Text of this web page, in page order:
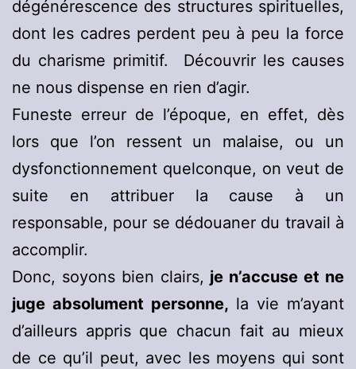
dégénérescence des structures spirituelles,
dont les cadres perdent peu à peu la force
du charisme primitif. Découvrir les causes
ne nous dispense en rien d’agir.
Funeste erreur de l’époque, en effet, dès
lors que l’on ressent un malaise, ou un
dysfonctionnement quelconque, on veut de
suite en attribuer la cause à un
responsable, pour se dédouaner du travail à
accomplir.
Donc, soyons bien clairs, je n’accuse et ne
juge absolument personne, la vie m’ayant
d’ailleurs appris que chacun fait au mieux
de ce qu’il peut, avec les moyens qui sont